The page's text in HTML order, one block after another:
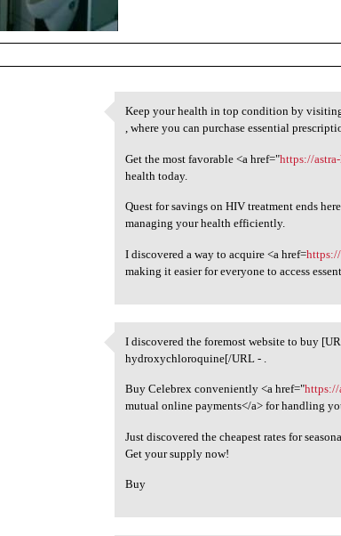
Keep your health in top
Keep your health in top condition by
, where you can purchase essential
Get the most favorable <a href="https://
health today.
Quest for savings on HIV treatment ends
managing your health efficiently.
I discovered a way to acquire <a href=
making it easier for everyone to access
I discovered the foremost
I discovered the foremost website to buy
hydroxychloroquine[/URL - .
Buy Celebrex conveniently <a href="https://
mutual online payments</a> for handling
Just discovered the cheapest rates for
Get your supply now!
Buy